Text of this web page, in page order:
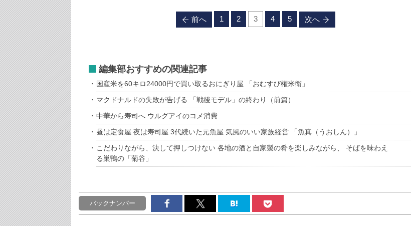
前へ 1 2 3 4 5 次へ
編集部おすすめの関連記事
国産米を60キロ24000円で買い取るおにぎり屋 「おむすび権米衛」
マクドナルドの失敗が告げる 「戦後モデル」の終わり（前篇）
中華から寿司へ ウルグアイのコメ消費
昼は定食屋 夜は寿司屋 3代続いた元魚屋 気風のいい家族経営 「魚真（うおしん）」
こだわりながら、決して押しつけない 各地の酒と自家製の肴を楽しみながら、 そばを味わえ
る巣鴨の「菊谷」
バックナンバー